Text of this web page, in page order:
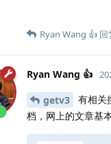
Ryan Wang 👍 回
Ryan Wang 👍
getv3
有相关
档，网上的文章基